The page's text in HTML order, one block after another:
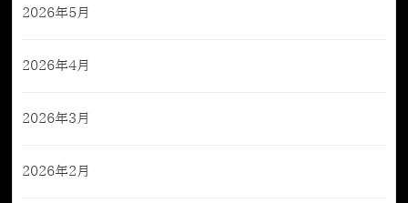
2026年5月
2026年4月
2026年3月
2026年2月